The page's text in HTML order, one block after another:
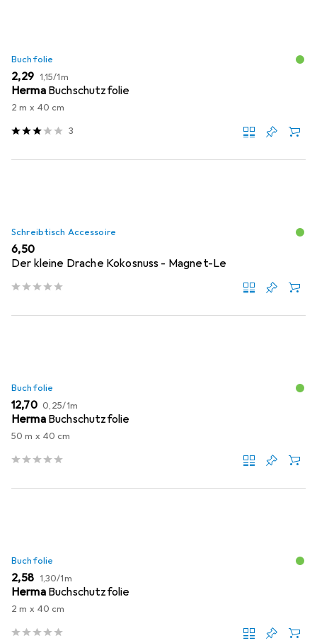
Buchfolie
EUR
2,29 EUR
1,15/1m
Herma Buchschutzfolie
2 m x 40 cm
3
Schreibtisch Accessoire
EUR
6,50
Der kleine Drache Kokosnuss - Magnet-Le
Buchfolie
EUR
12,70 EUR
0,25/1m
Herma Buchschutzfolie
50 m x 40 cm
Buchfolie
EUR
2,58 EUR
1,30/1m
Herma Buchschutzfolie
2 m x 40 cm